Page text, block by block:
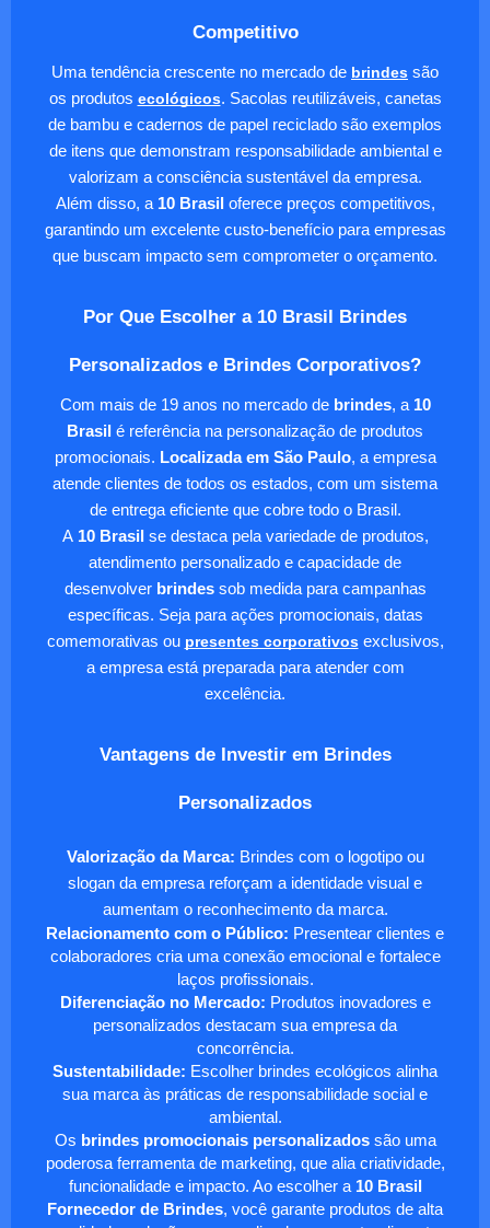
Competitivo
Uma tendência crescente no mercado de brindes são
os produtos ecológicos. Sacolas reutilizáveis, canetas
de bambu e cadernos de papel reciclado são exemplos
de itens que demonstram responsabilidade ambiental e
valorizam a consciência sustentável da empresa.
Além disso, a 10 Brasiloferece preços competitivos,
garantindo um excelente custo-benefício para empresas
que buscam impacto sem comprometer o orçamento.
Por Que Escolher a 10 Brasil Brindes
Personalizados e Brindes Corporativos?
Com mais de 19 anos no mercado de brindes, a 10
Brasil é referência na personalização de produtos
promocionais. Localizada em São Paulo, a empresa
atende clientes de todos os estados, com um sistema
de entrega eficiente que cobre todo o Brasil.
A10 Brasilse destaca pela variedade de produtos,
atendimento personalizado e capacidade de
desenvolver brindessob medida para campanhas
específicas. Seja para ações promocionais, datas
comemorativas ou presentes corporativosexclusivos,
a empresa está preparada para atender com
excelência.
Vantagens de Investir em Brindes
Personalizados
Valorização da Marca: Brindes com o logotipo ou
slogan da empresa reforçam a identidade visual e
aumentam o reconhecimento da marca.
Relacionamento com o Público: Presentear clientes e
colaboradores cria uma conexão emocional e fortalece
laços profissionais.
Diferenciação no Mercado: Produtos inovadores e
personalizados destacam sua empresa da
concorrência.
Sustentabilidade: Escolher brindes ecológicos alinha
sua marca às práticas de responsabilidade social e
ambiental.
Os brindes promocionais personalizadossão uma
poderosa ferramenta de marketing, que alia criatividade,
funcionalidade e impacto. Ao escolher a 10 Brasil
Fornecedor de Brindes, você garante produtos de alta